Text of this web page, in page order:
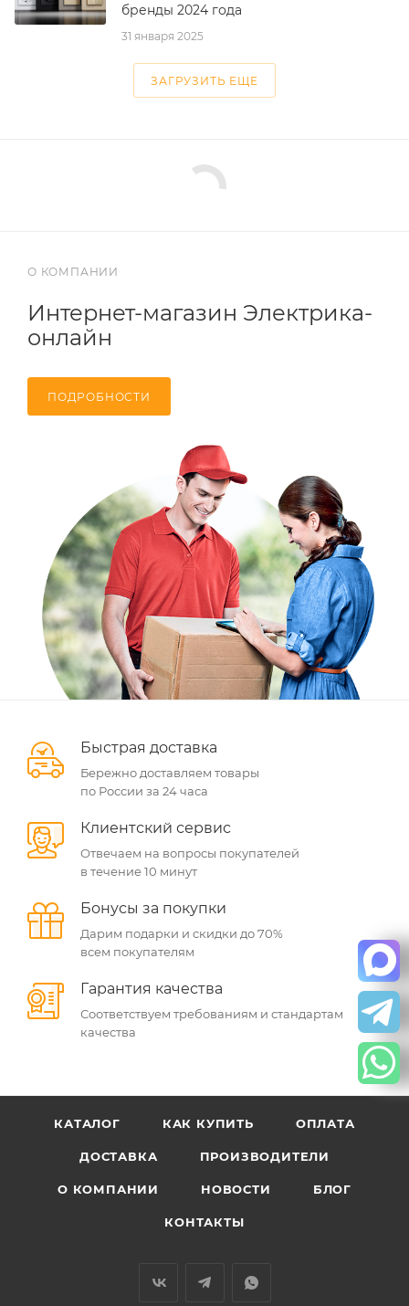
31 января 2025
бренды 2024 года
ЗАГРУЗИТЬ ЕЩЕ
О КОМПАНИИ
Интернет-магазин Электрика-
онлайн
ПОДРОБНОСТИ
Быстрая доставка
Бережно доставляем товары
по России за 24 часа
Клиентский сервис
Отвечаем на вопросы покупателей
в течение 10 минут
Бонусы за покупки
Дарим подарки и скидки до 70%
всем покупателям
Гарантия качества
Соответствуем требованиям и стандартам
качества
КАТАЛОГ КАК КУПИТЬ ОПЛАТА
ДОСТАВКА ПРОИЗВОДИТЕЛИ
О КОМПАНИИ НОВОСТИ БЛОГ
КОНТАКТЫ